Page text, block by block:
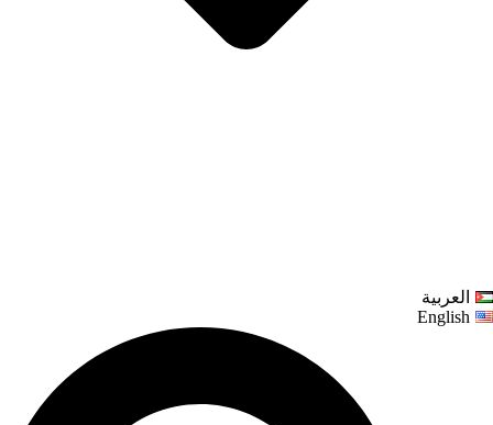
العربية
English